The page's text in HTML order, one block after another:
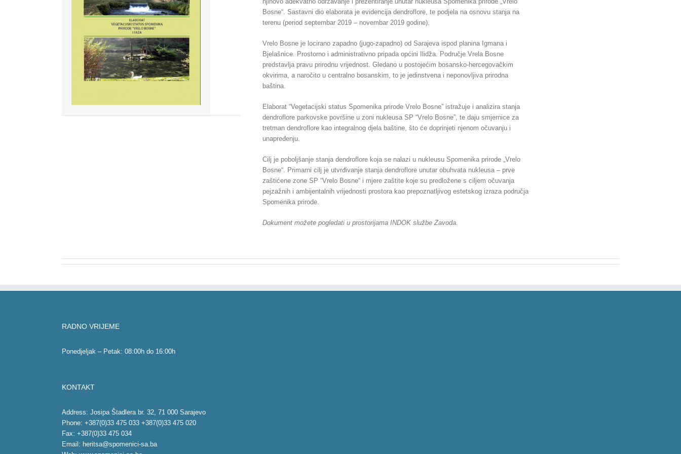
Bosne“. Sastavni dio elaborata je evidencija dendroflore, te podjela na osnovu stanja na
terenu (period septembar 2019 – novembar 2019 godine).
Vrelo Bosne je locirano zapadno (jugo-zapadno) od Sarajeva ispod planina Igmana i
Bjelašnice. Prostorno i administrativno pripada općini Ilidža. Područje Vrela Bosne
predstavlja pravu prirodnu vrijednost. Gledano u postojećim bosansko-hercegovačkim
okvirima, a naročito u centralno bosanskim, to je jedinstvena i neponovljiva prirodna
baština.
Elaborat “Vegetacijski status Spomenika prirode Vrelo Bosne” istražuje i analizira stanja
dendroflore parkovske površine u zoni nukleusa SP “Vrelo Bosne”, te daju smjernice za
tretman dendroflore kao integralnog djela baštine, što će doprinjeti njenom očuvanju i
unapređenju.
Cilj je poboljšanje stanja dendroflore koja se nalazi u nukleusu Spomenika prirode „Vrelo
Bosne“. Primarni cilj je utvrđivanje stanja dendroflore unutar obuhvata nukleusa – prve
zaštićene zone SP “Vrelo Bosne“ i mjere zaštite koje su predložene s ciljem očuvanja
pejzažnih i ambijentalnih vrijednosti prostora kao prepoznatljivog estetskog izraza područja
Spomenika prirode.
Dokument možete pogledati u prostorijama INDOK službe Zavoda.
RADNO VRIJEME
Ponedjeljak – Petak: 08:00h do 16:00h
KONTAKT
Address: Josipa Štadlera br. 32, 71 000 Sarajevo
Phone: +387(0)33 475 033 +387(0)33 475 020
Fax: +387(0)33 475 034
Email: heritsa@spomenici-sa.ba